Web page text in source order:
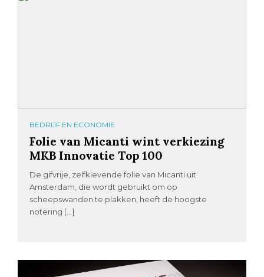
BEDRIJF EN ECONOMIE
Folie van Micanti wint verkiezing
MKB Innovatie Top 100
De gifvrije, zelfklevende folie van Micanti uit
Amsterdam, die wordt gebruikt om op
scheepswanden te plakken, heeft de hoogste
notering […]